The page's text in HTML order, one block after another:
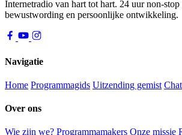
Internetradio van hart tot hart. 24 uur non-
bewustwording en persoonlijke ontwikkeling.
Navigatie
Home Programmagids Uitzending gemist Chat
Over ons
Wie zijn we? Programmamakers Onze missie